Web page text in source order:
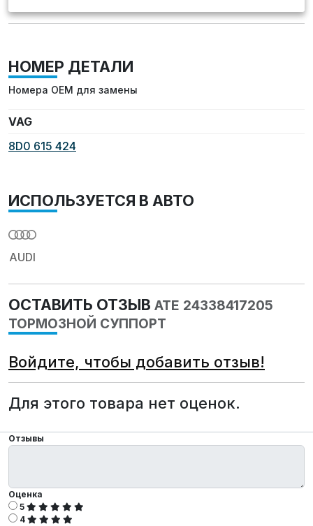
НОМЕР ДЕТАЛИ
Номера OEM для замены
VAG
8D0 615 424
ИСПОЛЬЗУЕТСЯ В АВТО
AUDI
ОСТАВИТЬ ОТЗЫВ ATE 24338417205
ТОРМОЗНОЙ СУППОРТ
Войдите, чтобы добавить отзыв!
Для этого товара нет оценок.
Отзывы
Оценка
5
4